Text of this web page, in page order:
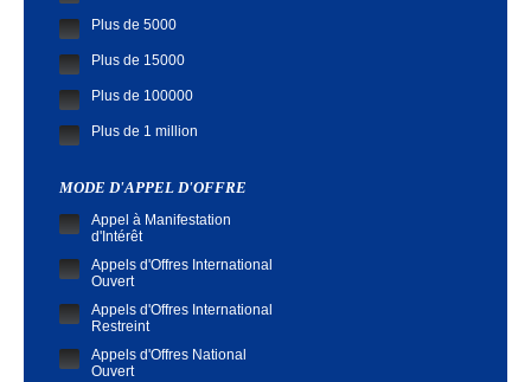
Plus de 5000
Plus de 15000
Plus de 100000
Plus de 1 million
MODE D'APPEL D'OFFRE
Appel à Manifestation
d'Intérêt
Appels d'Offres International
Ouvert
Appels d'Offres International
Restreint
Appels d'Offres National
Ouvert